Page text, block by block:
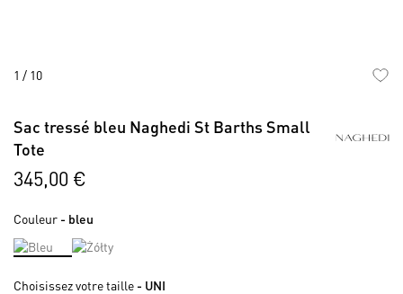
1 / 10
the
beginning
the
gallery
Sac tressé bleu Naghedi St Barths Small
Tote
345,00 €
Couleur - bleu
Choisissez votre taille - UNI